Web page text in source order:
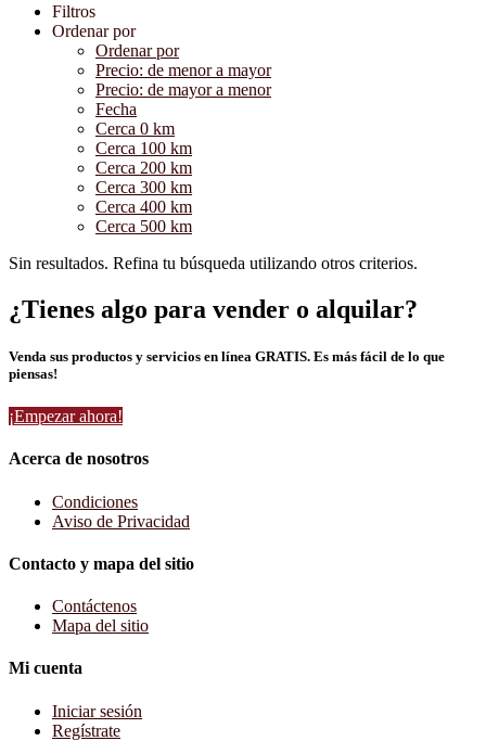
Filtros
Ordenar por
Ordenar por
Precio: de menor a mayor
Precio: de mayor a menor
Fecha
Cerca 0 km
Cerca 100 km
Cerca 200 km
Cerca 300 km
Cerca 400 km
Cerca 500 km
Sin resultados. Refina tu búsqueda utilizando otros criterios.
¿Tienes algo para vender o alquilar?
Venda sus productos y servicios en línea GRATIS. Es más fácil de lo que
piensas!
¡Empezar ahora!
Acerca de nosotros
Condiciones
Aviso de Privacidad
Contacto y mapa del sitio
Contáctenos
Mapa del sitio
Mi cuenta
Iniciar sesión
Regístrate